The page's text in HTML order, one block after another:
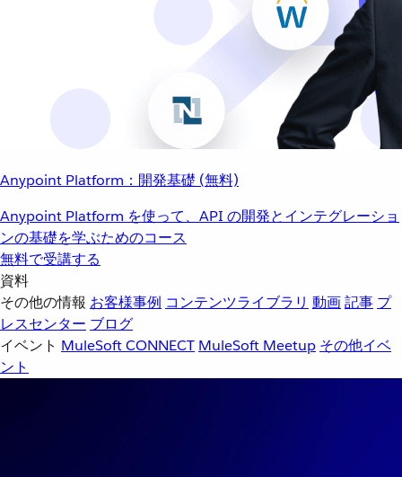
Anypoint Platform：開発基礎 (無料)
Anypoint Platform を使って、API の開発とインテグレーショ
ンの基礎を学ぶためのコース
無料で受講する
資料
その他の情報 お客様事例 コンテンツライブラリ 動画記事 プ
レスセンター ブログ
イベント MuleSoft CONNECT MuleSoft Meetup その他イベ
ント